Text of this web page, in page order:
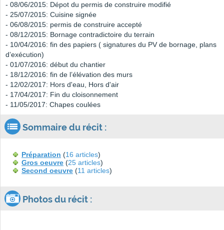
- 08/06/2015: Dépot du permis de construire modifié
- 25/07/2015: Cuisine signée
- 06/08/2015: permis de construire accepté
- 08/12/2015: Bornage contradictoire du terrain
- 10/04/2016: fin des papiers ( signatures du PV de bornage, plans
d’exécution)
- 01/07/2016: début du chantier
- 18/12/2016: fin de l’élévation des murs
- 12/02/2017: Hors d'eau, Hors d'air
- 17/04/2017: Fin du cloisonnement
- 11/05/2017: Chapes coulées
Sommaire du récit :
Préparation (16 articles)
Gros oeuvre (25 articles)
Second oeuvre (11 articles)
Photos du récit :